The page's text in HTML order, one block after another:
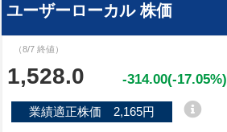
ユーザーローカル 株価
（8/7 終値）
1,528.0 -314.00(-17.05%)
業績適正株価 2,165円